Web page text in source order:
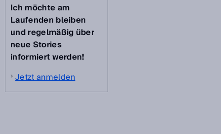
Ich möchte am
Laufenden bleiben
und regelmäßig über
neue Stories
informiert werden!
Jetzt anmelden